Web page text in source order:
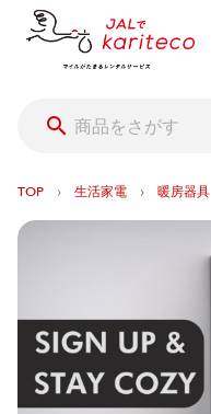
TOP › 生活家電 › 暖房器具